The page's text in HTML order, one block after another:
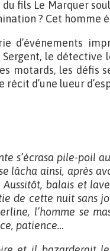
fils Le Marquer
? Cet homme
d’événements
Sergent, le
motards, les défis
d’une lueur
s’écrasa pile-poil
lâcha ainsi, après
Aussitôt, balais et
de cette nuit sans
l’homme se
patience…